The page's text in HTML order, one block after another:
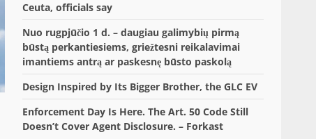
Ceuta, officials say
Nuo rugpjūčio 1 d. – daugiau galimybių pirmą
būstą perkantiesiems, griežtesni reikalavimai
imantiems antrą ar paskesnę būsto paskolą
Design Inspired by Its Bigger Brother, the GLC EV
Enforcement Day Is Here. The Art. 50 Code Still
Doesn’t Cover Agent Disclosure. – Forkast